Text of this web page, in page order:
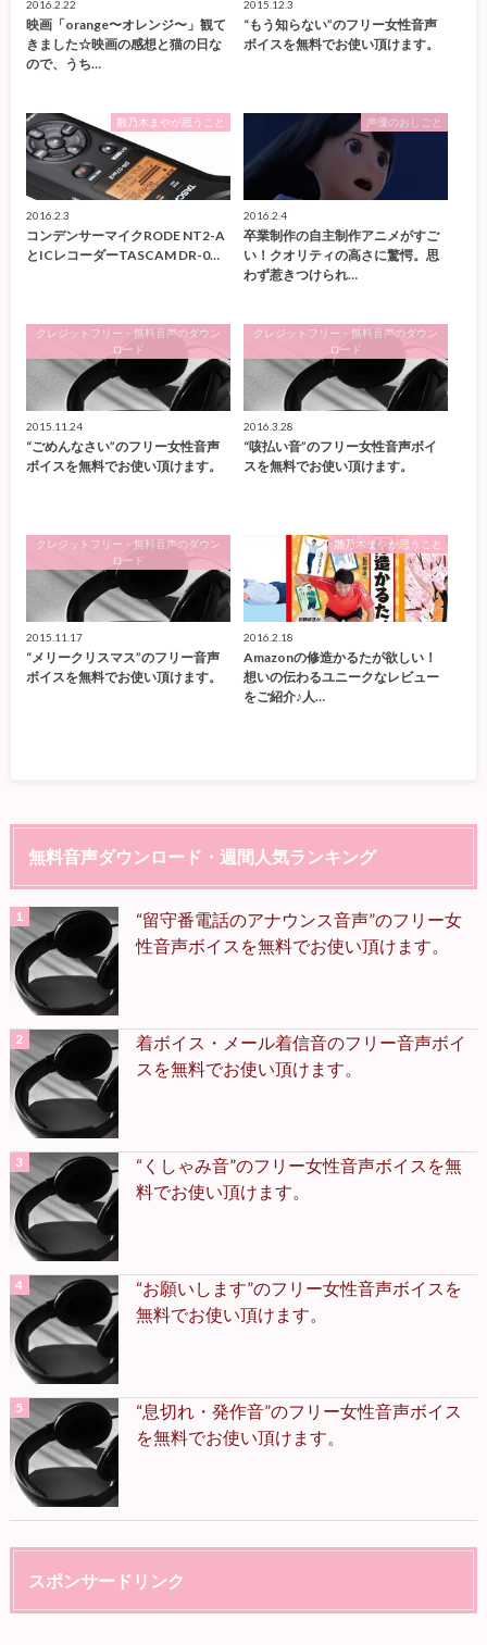
2016.2.22
映画「orange〜オレンジ〜」観て
きました☆映画の感想と猫の日な
ので、うち…
2015.12.3
“もう知らない”のフリー女性音声
ボイスを無料でお使い頂けます。
雛乃木まやが思うこと
2016.2.3
コンデンサーマイクRODE NT2-A
とICレコーダーTASCAM DR-0…
声優のおしごと
2016.2.4
卒業制作の自主制作アニメがすご
い！クオリティの高さに驚愕。思
わず惹きつけられ…
クレジットフリー・無料音声のダウン
ロード
2015.11.24
“ごめんなさい”のフリー女性音声
ボイスを無料でお使い頂けます。
クレジットフリー・無料音声のダウン
ロード
2016.3.28
“咳払い音”のフリー女性音声ボイ
スを無料でお使い頂けます。
クレジットフリー・無料音声のダウン
ロード
2015.11.17
“メリークリスマス”のフリー音声
ボイスを無料でお使い頂けます。
雛乃木まやが思うこと
2016.2.18
Amazonの修造かるたが欲しい！
想いの伝わるユニークなレビュー
をご紹介♪人…
無料音声ダウンロード・週間人気ランキング
“留守番電話のアナウンス音声”のフリー女
性音声ボイスを無料でお使い頂けます。
着ボイス・メール着信音のフリー音声ボイ
スを無料でお使い頂けます。
“くしゃみ音”のフリー女性音声ボイスを無
料でお使い頂けます。
“お願いします”のフリー女性音声ボイスを
無料でお使い頂けます。
“息切れ・発作音”のフリー女性音声ボイス
を無料でお使い頂けます。
スポンサードリンク